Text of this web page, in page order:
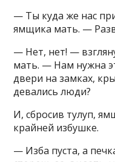
— Ты куда же нас
ямщика мать. —
— Нет, нет! —
мать. — Нам нужна
двери на замках,
девались люди?
И, сбросив тулуп,
крайней избушке.
— Изба пуста, а